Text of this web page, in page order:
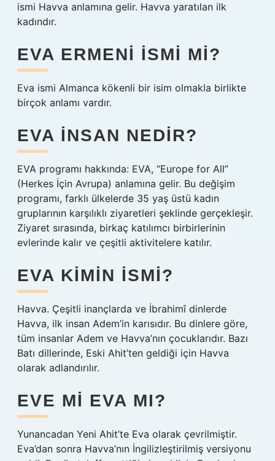
ismi Havva anlamına gelir. Havva yaratılan ilk
kadındır.
EVA ERMENI ISMI MI?
Eva ismi Almanca kökenli bir isim olmakla birlikte
birçok anlamı vardır.
EVA INSAN NEDIR?
EVA programı hakkında: EVA, “Europe for All”
(Herkes İçin Avrupa) anlamına gelir. Bu değişim
programı, farklı ülkelerde 35 yaş üstü kadın
gruplarının karşılıklı ziyaretleri şeklinde gerçekleşir.
Ziyaret sırasında, birkaç katılımcı birbirlerinin
evlerinde kalır ve çeşitli aktivitelere katılır.
EVA KIMIN ISMI?
Havva. Çeşitli inançlarda ve İbrahimî dinlerde
Havva, ilk insan Adem’in karısıdır. Bu dinlere göre,
tüm insanlar Adem ve Havva’nın çocuklarıdır. Bazı
Batı dillerinde, Eski Ahit’ten geldiği için Havva
olarak adlandırılır.
EVE MI EVA MI?
Yunancadan Yeni Ahit’te Eva olarak çevrilmiştir.
Eva’dan sonra Havva’nın İngilizleştirilmiş versiyonu